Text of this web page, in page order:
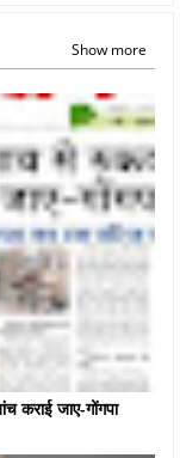
Show more
कराई जाए-गोंगपा